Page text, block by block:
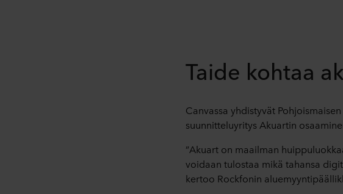
Taide kohtaa
Canvassa yhdistyvät
suunnitteluyritys Akuartin
”Akuart on maailman
voidaan tulostaa mikä tahansa
kertoo Rockfonin